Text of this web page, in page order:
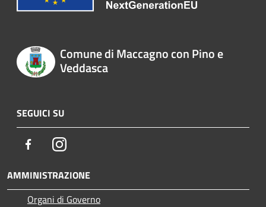
Comune di Maccagno con Pino e
Veddasca
SEGUICI SU
FacebookInstagram
AMMINISTRAZIONE
Organi di Governo